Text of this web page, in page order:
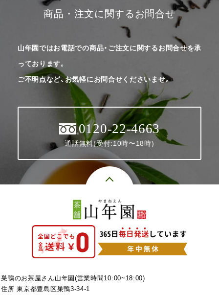
商品・注文に関するお問合せ
山年園ではお電話での商品・ご注文に関するお問合せを承
っております。
ご不明点など、お気軽にお問合せくださいませ。
0120-22-4663
通話無料(受付:10時〜18時)
巣鴨のお茶屋さん山年園(営業時間10:00~18:00)
住所 東京都豊島区巣鴨3-34-1